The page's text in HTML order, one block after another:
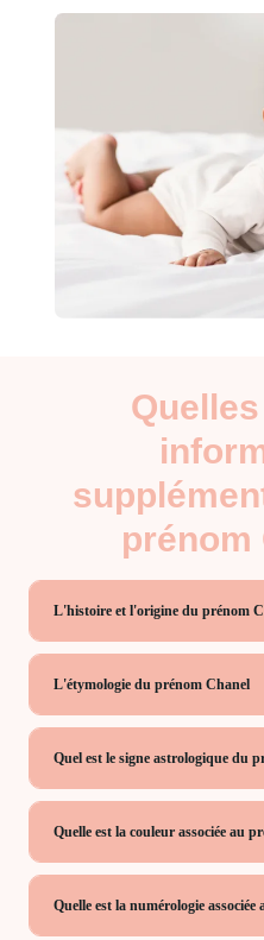
prénom
L'histoire et l'origine du prénom
L'étymologie du prénom Chanel
Quel est le signe astrologique du
Quelle est la couleur associée au
Quelle est la numérologie